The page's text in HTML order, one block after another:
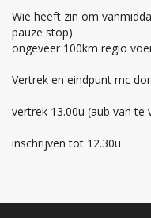
Wie heeft zin om
pauze stop)
ongeveer 100km regio
Vertrek en eindpunt mc
vertrek 13.00u (aub van te
inschrijven tot 12.30u